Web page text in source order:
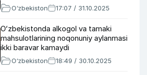
O‘zbekiston 17:07 / 31.10.2025
Oʻzbekistonda alkogol va tamaki
mahsulotlarining noqonuniy aylanmasi
ikki baravar kamaydi
O‘zbekiston 18:49 / 30.10.2025